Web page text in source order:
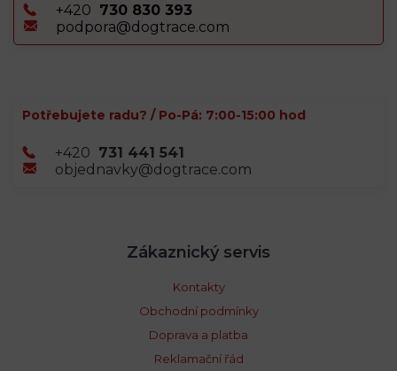
+420 730 830 393
podpora@dogtrace.com
Potřebujete radu? / Po-Pá: 7:00-15:00 hod
+420 731 441 541
objednavky@dogtrace.com
Zákaznický servis
Kontakty
Obchodní podmínky
Doprava a platba
Reklamační řád